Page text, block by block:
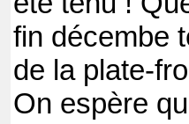
fin décembe
de la plate-
On espère